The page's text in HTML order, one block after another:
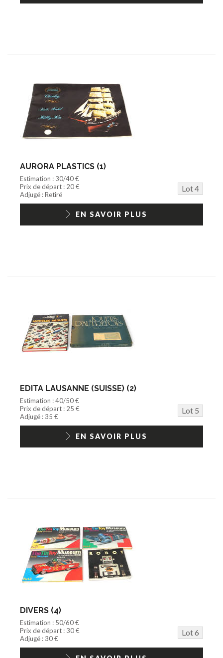
AURORA PLASTICS (1)
Estimation : 30/40 €
Prix de départ : 20 €
Lot 4
Adjugé : Retiré
EN SAVOIR PLUS
EDITA LAUSANNE (SUISSE) (2)
Estimation : 40/50 €
Prix de départ : 25 €
Lot 5
Adjugé : 35 €
EN SAVOIR PLUS
DIVERS (4)
Estimation : 50/60 €
Prix de départ : 30 €
Lot 6
Adjugé : 30 €